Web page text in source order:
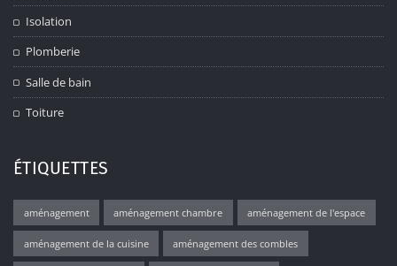
Isolation
Plomberie
Salle de bain
Toiture
ÉTIQUETTES
aménagement aménagement chambre aménagement de l'espace
aménagement de la cuisine aménagement des combles